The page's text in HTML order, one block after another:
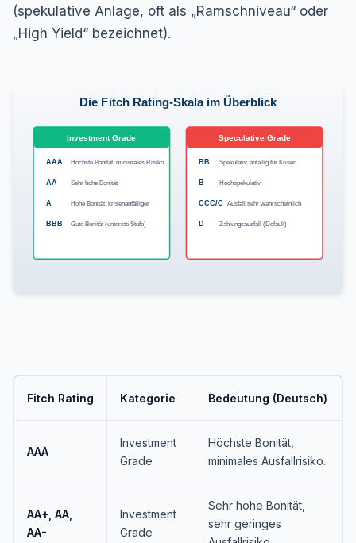
(spekulative Anlage, oft als „Ramschniveau“ oder
„High Yield“ bezeichnet).
Die Fitch Rating-Skala im Überblick
Investment Grade
AAA Höchste Bonität, minimales Risiko
AA Sehr hohe Bonität
A Hohe Bonität, krisenanfälliger
BBB Gute Bonität (unterste Stufe)
Speculative Grade
BB Spekulativ, anfällig für Krisen
B Hochspekulativ
CCC/C Ausfall sehr wahrscheinlich
D Zahlungsausfall (Default)
Fitch Rating Kategorie Bedeutung (Deutsch)
AAA
Investment
Grade
Höchste Bonität,
minimales Ausfallrisiko.
AA+, AA,
AA-
Investment
Grade
Sehr hohe Bonität,
sehr geringes